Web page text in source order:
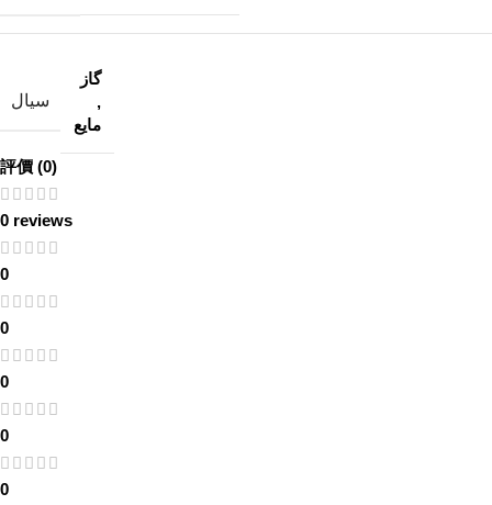
سیال
گاز
,
مایع
評價 (0)
0 reviews
0
0
0
0
0